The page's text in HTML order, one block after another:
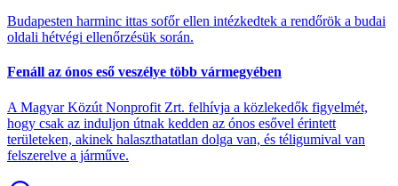
Budapesten harminc ittas sofőr ellen intézkedtek a rendőrök a budai
oldali hétvégi ellenőrzésük során.
Fenáll az ónos eső veszélye több vármegyében
A Magyar Közút Nonprofit Zrt. felhívja a közlekedők figyelmét,
hogy csak az induljon útnak kedden az ónos esővel érintett
területeken, akinek halaszthatatlan dolga van, és téligumival van
felszerelve a járműve.